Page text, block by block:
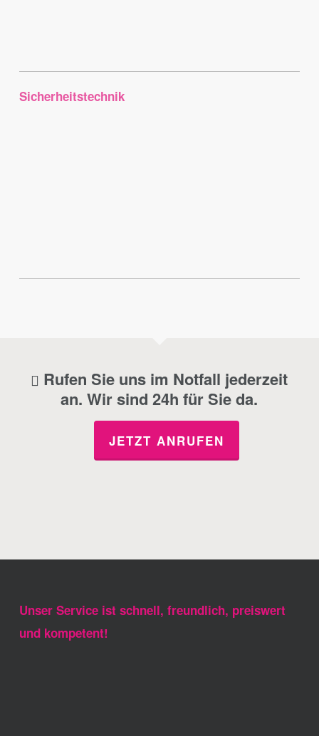
Sicherheitstechnik
Rufen Sie uns im Notfall jederzeit
an. Wir sind 24h für Sie da.
JETZT ANRUFEN
Unser Service ist schnell, freundlich, preiswert
und kompetent!